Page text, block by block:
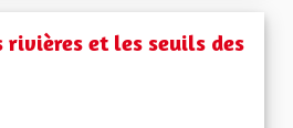
rivières et les seuils des